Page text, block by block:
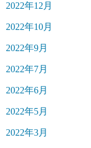
2022年12月
2022年10月
2022年9月
2022年7月
2022年6月
2022年5月
2022年3月